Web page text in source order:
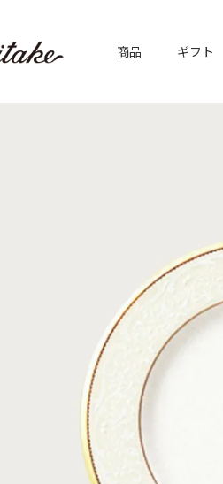
商品 ギフト